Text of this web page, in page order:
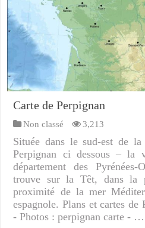
Carte de Perpignan
Non classé 3,213
Située dans le sud-est de
Perpignan ci dessous –
département des Pyrénées-
trouve sur la Têt, dans la
proximité de la mer
espagnole. Plans et cartes de
- Photos : perpignan carte - …